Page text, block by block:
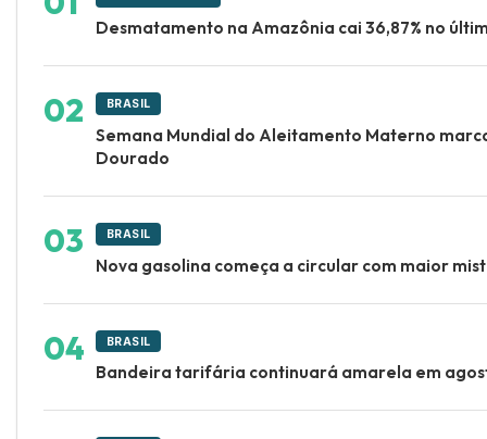
Desmatamento na Amazônia cai 36,87% no
BRASIL
Semana Mundial do Aleitamento Materno
Dourado
BRASIL
Nova gasolina começa a circular com maior
BRASIL
Bandeira tarifária continuará amarela em